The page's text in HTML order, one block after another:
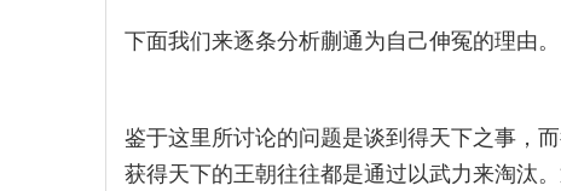
下面我们来逐条分析蒯通为自己伸冤的理由。
鉴于这里所讨论的问题是谈到得天下之事，
获得天下的王朝往往都是通过以武力来淘汰